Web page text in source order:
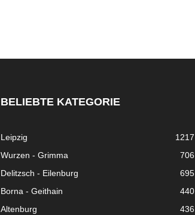
BELIEBTE KATEGORIE
Leipzig
1217
Wurzen - Grimma
706
Delitzsch - Eilenburg
695
Borna - Geithain
440
Altenburg
436